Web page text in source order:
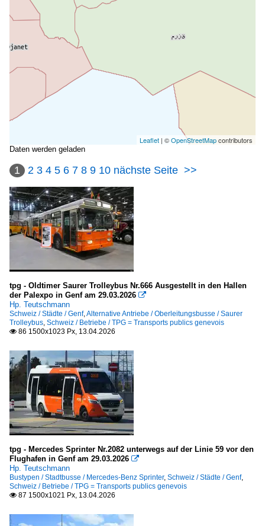
Leaflet | ©OpenStreetMapcontributors
Daten werden geladen
1 2 3 4 5 6 7 8 9 10 nächste Seite >>
tpg - Oldtimer Saurer Trolleybus Nr.666 Ausgestellt in den Hallen
der Palexpo in Genf am 29.03.2026 
Hp. Teutschmann
Schweiz / Städte / Genf,Alternative Antriebe / Oberleitungsbusse / Saurer
Trolleybus, Schweiz / Betriebe / TPG = Transports publics genevois
 86 1500x1023 Px, 13.04.2026
tpg - Mercedes Sprinter Nr.2082 unterwegs auf der Linie 59 vor den
Flughafen in Genf am 29.03.2026 
Hp. Teutschmann
Bustypen / Stadtbusse / Mercedes-Benz Sprinter, Schweiz / Städte / Genf,
Schweiz / Betriebe / TPG = Transports publics genevois
 87 1500x1021 Px, 13.04.2026